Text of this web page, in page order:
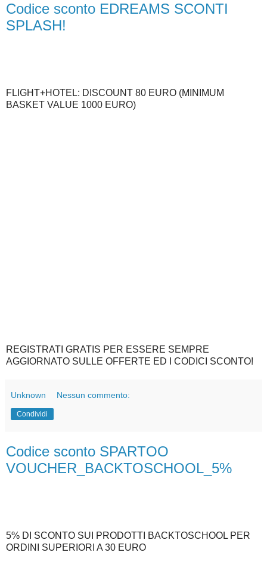
Codice sconto EDREAMS SCONTI
SPLASH!
FLIGHT+HOTEL: DISCOUNT 80 EURO (MINIMUM
BASKET VALUE 1000 EURO)
REGISTRATI GRATIS PER ESSERE SEMPRE
AGGIORNATO SULLE OFFERTE ED I CODICI SCONTO!
Unknown Nessun commento:
Condividi
Codice sconto SPARTOO
VOUCHER_BACKTOSCHOOL_5%
5% DI SCONTO SUI PRODOTTI BACKTOSCHOOL PER
ORDINI SUPERIORI A 30 EURO